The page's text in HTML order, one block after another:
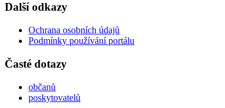
Další odkazy
Ochrana osobních údajů
Podmínky používání portálu
Časté dotazy
občanů
poskytovatelů